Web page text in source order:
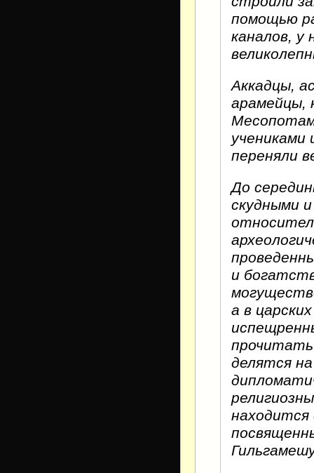
помощью
каналов, у
Аккадцы,
арамейцы,
учениками
переняли
До
скудными
и
а в
делятся
находится